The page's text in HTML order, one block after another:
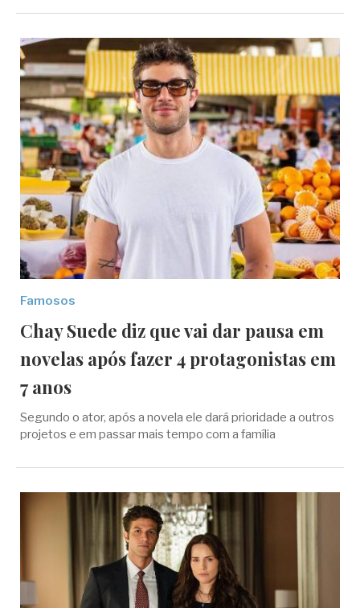
Famosos
Chay Suede diz que vai dar pausa em
novelas após fazer 4 protagonistas em
7 anos
Segundo o ator, após a novela ele dará prioridade a outros
projetos e em passar mais tempo com a família